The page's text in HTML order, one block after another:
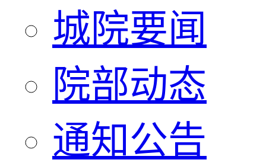
城院要闻
院部动态
通知公告